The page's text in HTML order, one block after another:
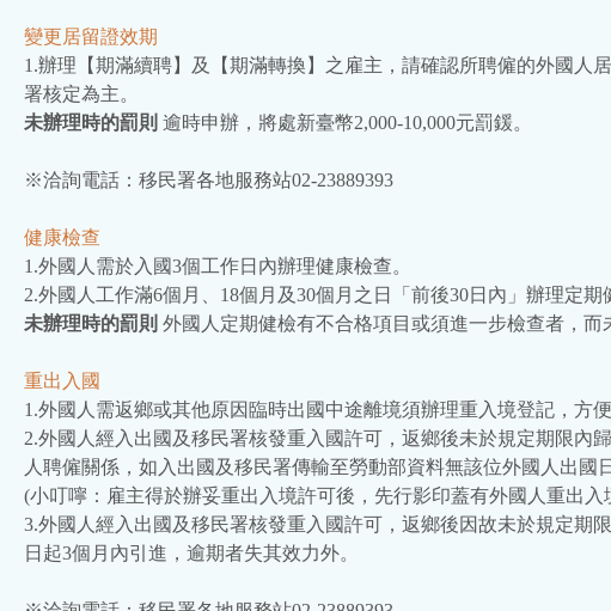
變更居留證效期
1.辦理【期滿續聘】及【期滿轉換】之雇主，請確認所聘僱的外國人
署核定為主。
未辦理時的罰則 逾時申辦，將處新臺幣2,000-10,000元罰鍰。
※洽詢電話：移民署各地服務站02-23889393
健康檢查
1.外國人需於入國3個工作日內辦理健康檢查。
2.外國人工作滿6個月、18個月及30個月之日「前後30日內」辦理定期
未辦理時的罰則 外國人定期健檢有不合格項目或須進一步檢查者，
重出入國
1.外國人需返鄉或其他原因臨時出國中途離境須辦理重入境登記，方便
2.外國人經入出國及移民署核發重入國許可，返鄉後未於規定期限內
人聘僱關係，如入出國及移民署傳輸至勞動部資料無該位外國人出
(小叮嚀：雇主得於辦妥重出入境許可後，先行影印蓋有外國人重出
3.外國人經入出國及移民署核發重入國許可，返鄉後因故未於規定期
日起3個月內引進，逾期者失其效力外。